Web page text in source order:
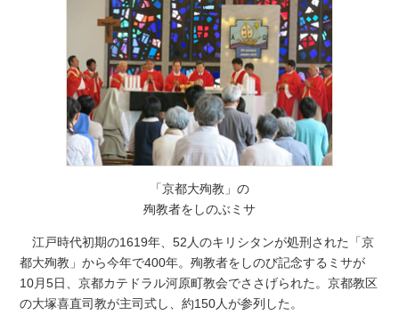
「京都大殉教」の
殉教者をしのぶミサ
江戸時代初期の1619年、52人のキリシタンが処刑された「京
都大殉教」から今年で400年。殉教者をしのび記念するミサが
10月5日、京都カテドラル河原町教会でささげられた。京都教区
の大塚喜直司教が主司式し、約150人が参列した。